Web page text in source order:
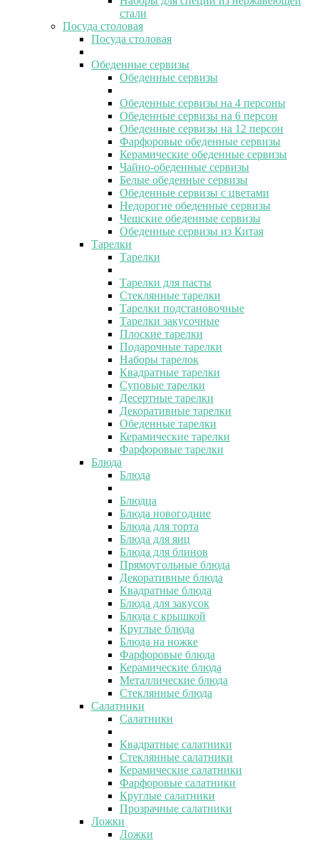
стали
Посуда столовая
Посуда столовая
Обеденные сервизы
Обеденные сервизы
Обеденные сервизы на 4 персоны
Обеденные сервизы на 6 персон
Обеденные сервизы на 12 персон
Фарфоровые обеденные сервизы
Керамические обеденные сервизы
Чайно-обеденные сервизы
Белые обеденные сервизы
Обеденные сервизы с цветами
Недорогие обеденные сервизы
Чешские обеденные сервизы
Обеденные сервизы из Китая
Тарелки
Тарелки
Тарелки для пасты
Стеклянные тарелки
Тарелки подстановочные
Тарелки закусочные
Плоские тарелки
Подарочные тарелки
Наборы тарелок
Квадратные тарелки
Суповые тарелки
Десертные тарелки
Декоративные тарелки
Обеденные тарелки
Керамические тарелки
Фарфоровые тарелки
Блюда
Блюда
Блюдца
Блюда новогодние
Блюда для торта
Блюда для яиц
Блюда для блинов
Прямоугольные блюда
Декоративные блюда
Квадратные блюда
Блюда для закусок
Блюда с крышкой
Круглые блюда
Блюда на ножке
Фарфоровые блюда
Керамические блюда
Металлические блюда
Стеклянные блюда
Салатники
Салатники
Квадратные салатники
Стеклянные салатники
Керамические салатники
Фарфоровые салатники
Круглые салатники
Прозрачные салатники
Ложки
Ложки